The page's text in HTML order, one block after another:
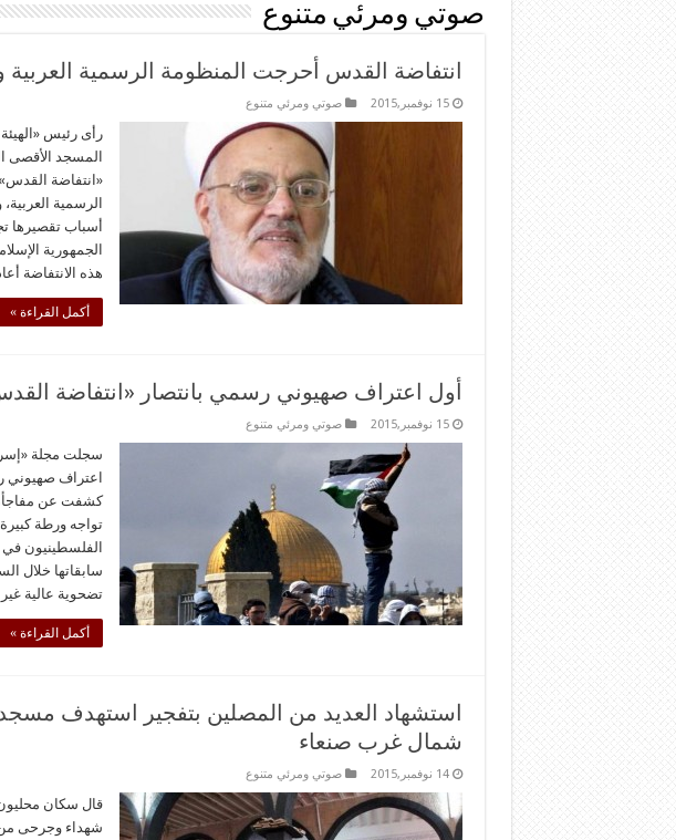
صوتي ومرئي متنوع
انتفاضة القدس أحرجت المنظومة الرسمیة
15 نوفمبر,2015 صوتي ومرئي متنوع
رأی رئیس
المسجد الأقصی
«انتفاضة
الرسمیة
أسباب تقصیرها
الجمهوریة
هذه الانتفاضة
أكمل القراءة »
أول اعتراف صهيوني رسمي بانتصار «انتفاضة
15 نوفمبر,2015 صوتي ومرئي متنوع
سجلت مجلة
اعتراف صهيوني
كشفت عن مفاجأة
تواجه ورطة
الفلسطينيون
سابقاتها خلال
تضحوية عالية
أكمل القراءة »
استشهاد العديد من المصلين بتفجير استهدف
شمال غرب صنعاء
14 نوفمبر,2015 صوتي ومرئي متنوع
قال سكان